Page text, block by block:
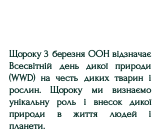
Щороку 3 березня ООН відзначає
Всесвітній день дикої природи
(WWD) на честь диких тварин і
рослин. Щороку ми визнаємо
унікальну роль і внесок дикої
природи в життя людей і
планети.